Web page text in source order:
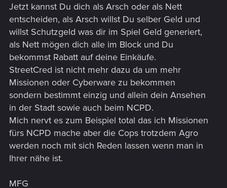
Jetzt kannst Du dich als Arsch oder als Nett
entscheiden, als Arsch willst Du selber Geld und
willst Schutzgeld was dir im Spiel Geld generiert,
als Nett mögen dich alle im Block und Du
bekommst Rabatt auf deine Einkäufe.
StreetCred ist nicht mehr dazu da um mehr
Missionen oder Cyberware zu bekommen
sondern bestimmt einzig und allein dein Ansehen
in der Stadt sowie auch beim NCPD.
Mich nervt es zum Beispiel total das ich Missionen
fürs NCPD mache aber die Cops trotzdem Agro
werden noch mit sich Reden lassen wenn man in
Ihrer nähe ist.
MFG